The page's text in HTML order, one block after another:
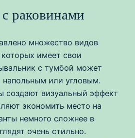
раковинами
множество видов
имеет свои
с тумбой может
или угловым.
создают визуальный эффект
экономить место на
немного сложнее в
очень стильно.